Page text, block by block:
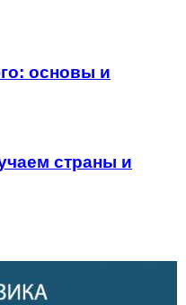
основы и
страны и